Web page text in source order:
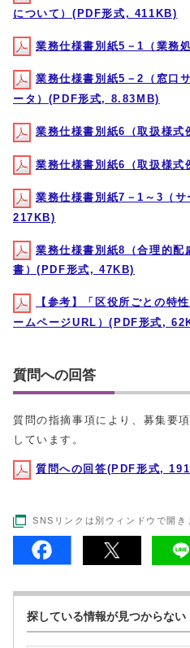
について）(PDF形式, 411KB)
業務仕様書別紙5－1（業務
業務仕様書別紙5－2（窓口
ータ）(PDF形式, 8.83MB)
業務仕様書別紙6（取扱様
業務仕様書別紙6（取扱様
業務仕様書別紙7－1～3（
217KB)
業務仕様書別紙8（合理的配
書）(PDF形式, 47KB)
【参考】「区役所ごとの特
ームページURL）(PDF形式,
質問への回答
質問の指摘事項により、募集要
しています。
質問への回答(PDF形式,
SNSリンクは別ウィンドウで開き
探している情報が見つからない